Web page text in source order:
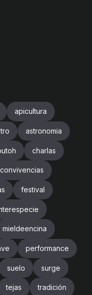
apicultura
astronomia
charlas
convivencias
festival
mieldeencina
performance
suelo surge
tejas tradición